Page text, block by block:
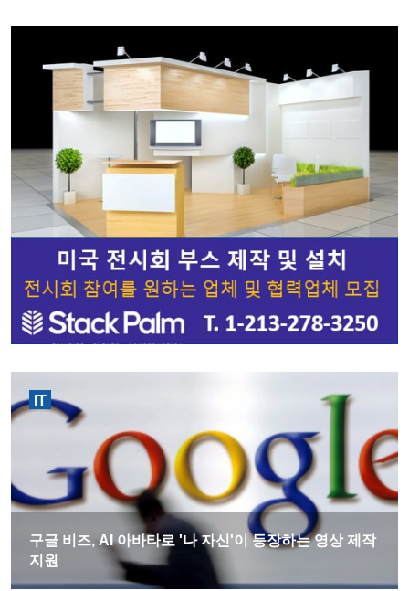
IT
구글 비즈, AI 아바타로 '나 자신'이 등장하는 영상 제작
지원